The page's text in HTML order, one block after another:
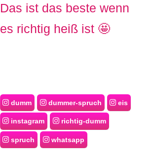
Das ist das beste wenn
es richtig heiß ist 🤩
dumm dummer-spruch eis
instagram richtig-dumm
spruch whatsapp